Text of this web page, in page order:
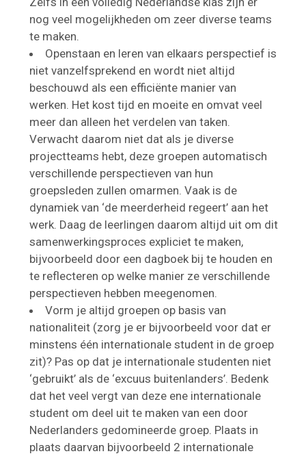
nog veel mogelijkheden om zeer diverse teams
te maken.
Openstaan en leren van elkaars perspectief is
niet vanzelfsprekend en wordt niet altijd
beschouwd als een efficiënte manier van
werken. Het kost tijd en moeite en omvat veel
meer dan alleen het verdelen van taken.
Verwacht daarom niet dat als je diverse
projectteams hebt, deze groepen automatisch
verschillende perspectieven van hun
groepsleden zullen omarmen. Vaak is de
dynamiek van ‘de meerderheid regeert’ aan het
werk. Daag de leerlingen daarom altijd uit om dit
samenwerkingsproces expliciet te maken,
bijvoorbeeld door een dagboek bij te houden en
te reflecteren op welke manier ze verschillende
perspectieven hebben meegenomen.
Vorm je altijd groepen op basis van
nationaliteit (zorg je er bijvoorbeeld voor dat er
minstens één internationale student in de groep
zit)? Pas op dat je internationale studenten niet
‘gebruikt’ als de ‘excuus buitenlanders’. Bedenk
dat het veel vergt van deze ene internationale
student om deel uit te maken van een door
Nederlanders gedomineerde groep. Plaats in
plaats daarvan bijvoorbeeld 2 internationale